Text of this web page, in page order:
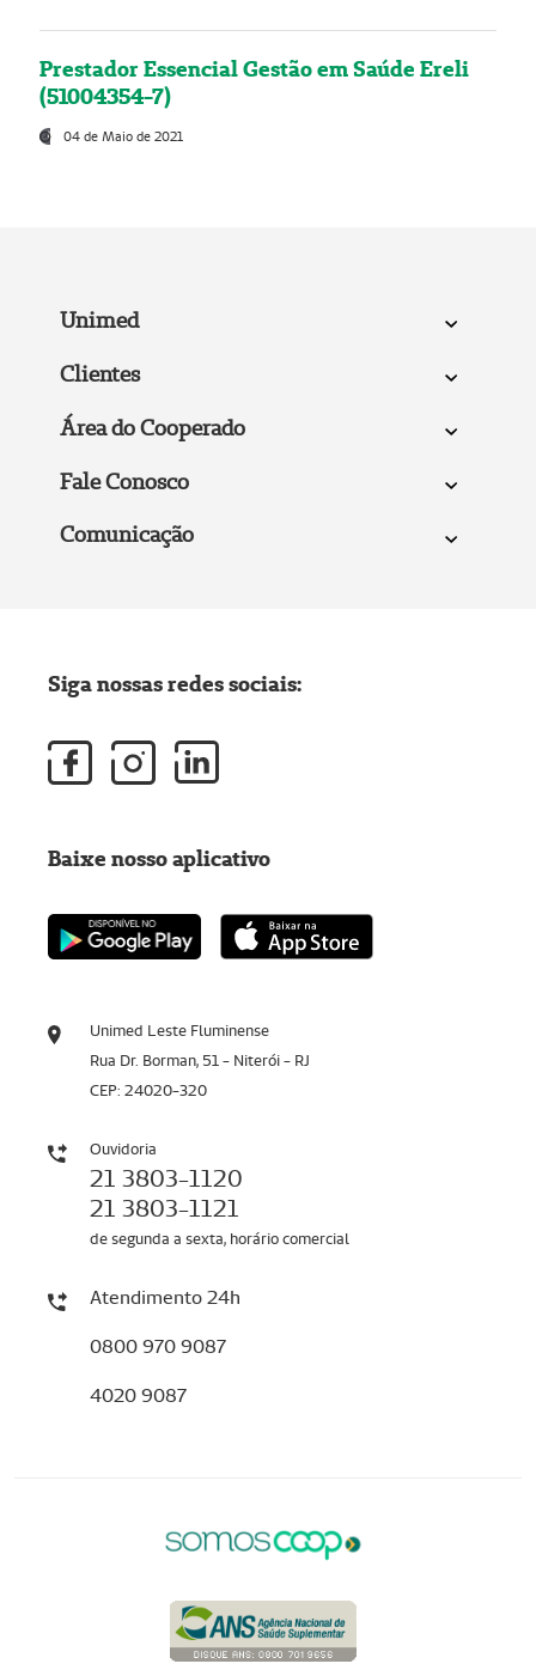
Prestador Essencial Gestão em Saúde Ereli
(51004354-7)
04 de Maio de 2021
Unimed
Clientes
Área do Cooperado
Fale Conosco
Comunicação
Unimed Leste Fluminense
Rua Dr. Borman, 51 - Niterói - RJ
CEP: 24020-320
Ouvidoria
21 3803-1120
21 3803-1121
de segunda a sexta, horário comercial
Atendimento 24h
0800 970 9087
4020 9087
Siga nossas redes sociais:
Baixe nosso aplicativo